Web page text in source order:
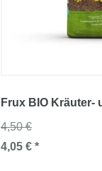
Frux BIO Kräuter-
4,50 €
4,05 € *